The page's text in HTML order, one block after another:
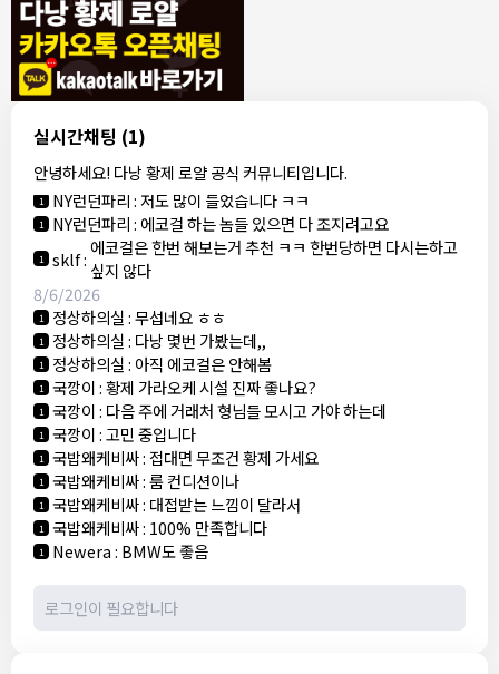
실시간채팅 (1)
안녕하세요! 다낭 황제 로얄 공식 커뮤니티입니다.
8/4/2026
1 모기한테물림:여기도 문의해보면 바로 알려줌
1 모기한테물림:정찰가보다 쌀수 없음
1 결혼안해:ㄹㅇ 팩트 ㅋㅋㅋㅋ
결혼안해:ㄹㅇ 팩트 ㅋㅋㅋㅋ
8/5/2026
NY런던파리 :다낭 에코걸 여기서 예약 가능한가요?
1 3군:에코걸 좀 조심 하는게 좋음
1 NY런던파리:저도 많이 들었습니다 ㅋㅋ
1 NY런던파리: 에코걸 하는 놈들 있으면 다 조지려고요
1 sklf: 에코걸은 한번 해보는거 추천 ㅋㅋ 한번당하면 다시는하고
싶지 않다
8/6/2026
1 정상하의실:무섭네요 ㅎㅎ
1 정상하의실: 다낭 몇번 가봤는데,,
1 정상하의실: 아직 에코걸은 안해봄
1 국깡이:황제 가라오케 시설 진짜 좋나요?
1 국깡이: 다음 주에 거래처 형님들 모시고 가야 하는데
1 국깡이:고민 중입니다
1 국밥왜케비싸: 접대면 무조건 황제 가세요
1 국밥왜케비싸:룸 컨디션이나
1 국밥왜케비싸: 대접받는 느낌이 달라서
1 국밥왜케비싸: 100% 만족합니다
1 Newera: BMW도 좋음